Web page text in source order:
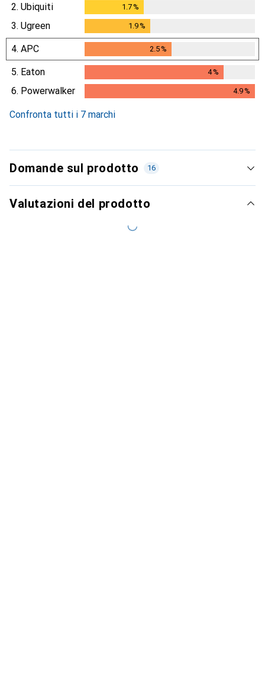
2. Ubiquiti 1.7%
3. Ugreen 1.9%
4. APC 2.5%
5. Eaton 4%
6. Powerwalker 4.9%
Confronta tutti i 7 marchi
Domande sul prodotto 16
Valutazioni del prodotto